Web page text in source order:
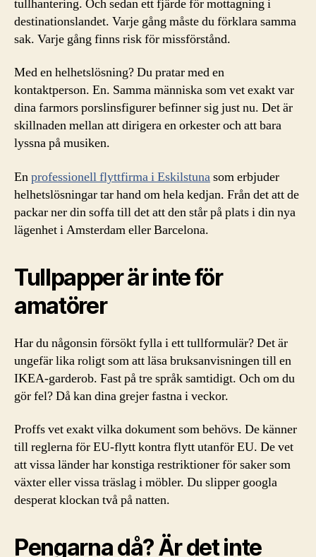
tullhantering. Och sedan ett fjärde för mottagning i
destinationslandet. Varje gång måste du förklara samma
sak. Varje gång finns risk för missförstånd.
Med en helhetslösning? Du pratar med en
kontaktperson. En. Samma människa som vet exakt var
dina farmors porslinsfigurer befinner sig just nu. Det är
skillnaden mellan att dirigera en orkester och att bara
lyssna på musiken.
Enprofessionell flyttfirma i Eskilstunasom erbjuder
helhetslösningar tar hand om hela kedjan. Från det att de
packar ner din soffa till det att den står på plats i din nya
lägenhet i Amsterdam eller Barcelona.
Tullpapper är inte för
amatörer
Har du någonsin försökt fylla i ett tullformulär? Det är
ungefär lika roligt som att läsa bruksanvisningen till en
IKEA-garderob. Fast på tre språk samtidigt. Och om du
gör fel? Då kan dina grejer fastna i veckor.
Proffs vet exakt vilka dokument som behövs. De känner
till reglerna för EU-flytt kontra flytt utanför EU. De vet
att vissa länder har konstiga restriktioner för saker som
växter eller vissa träslag i möbler. Du slipper googla
desperat klockan två på natten.
Pengarna då? Är det inte